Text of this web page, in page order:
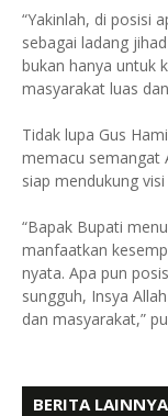
“Yakinlah, di posisi
sebagai ladang
bukan hanya untuk
masyarakat luas
Tidak lupa Gus
memacu semangat
siap mendukung
“Bapak Bupati
manfaatkan
nyata. Apa pun
sungguh, Insya
dan masyarakat,”
BERITA LAINNYA